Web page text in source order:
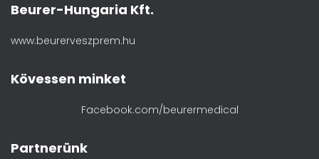
Beurer-Hungaria Kft.
www.beurerveszprem.hu
Kövessen minket
Facebook.com/beurermedical
Partnerünk